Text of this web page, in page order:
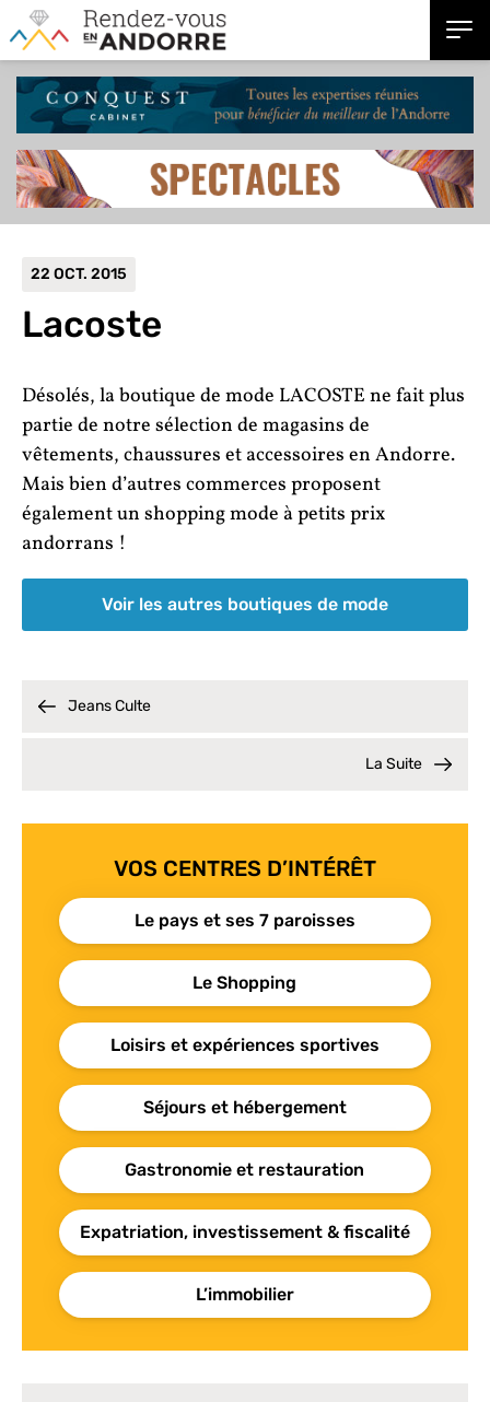
22 OCT. 2015
Lacoste
Désolés, la boutique de mode LACOSTE ne fait plus
partie de notre sélection de magasins de
vêtements, chaussures et accessoires en Andorre.
Mais bien d’autres commerces proposent
également un shopping mode à petits prix
andorrans !
Voir les autres boutiques de mode
VOS CENTRES D’INTÉRÊT
Le pays et ses 7 paroisses
Le Shopping
Loisirs et expériences sportives
Séjours et hébergement
Gastronomie et restauration
Expatriation, investissement & fiscalité
L’immobilier
Jeans Culte
La Suite